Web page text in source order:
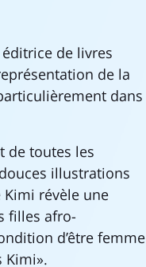
de livres
de la
dans
de toutes les
illustrations
Kimi révèle une
filles afro-
d’être femme
Kimi».